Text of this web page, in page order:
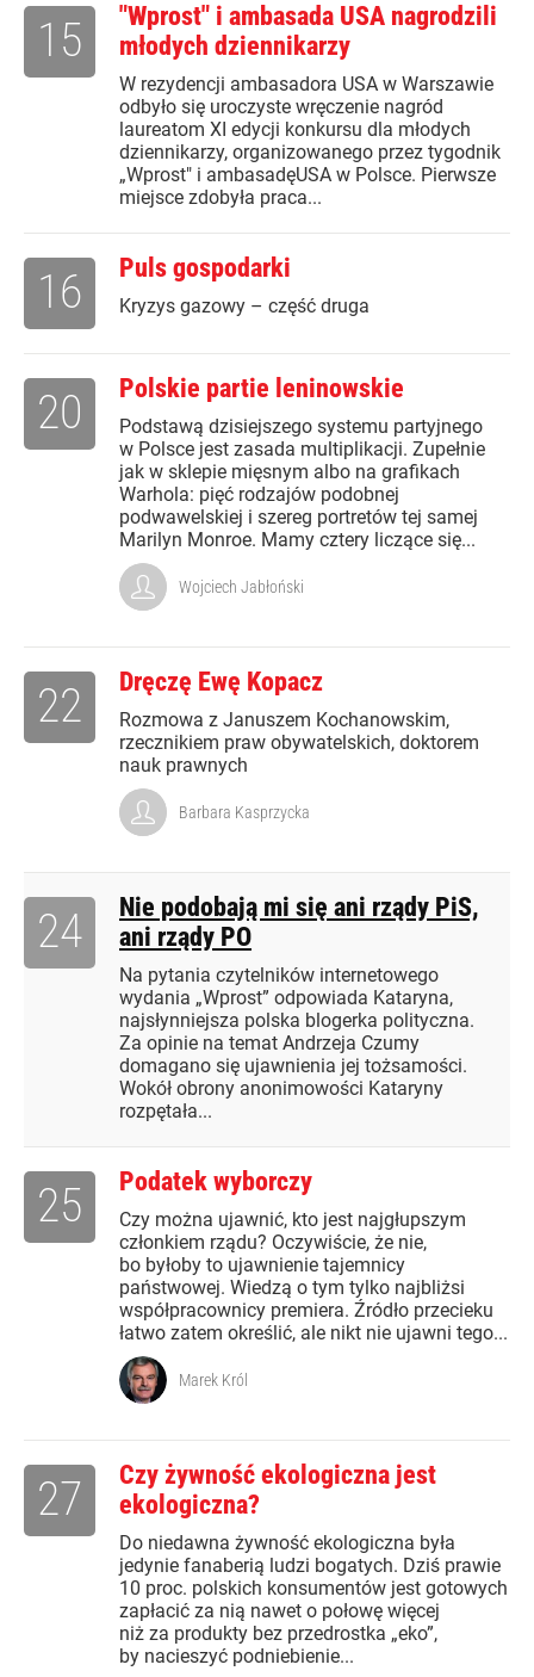
"Wprost" i ambasada USA nagrodzili
młodych dziennikarzy
W rezydencji ambasadora USA w Warszawie
odbyło się uroczyste wręczenie nagród
laureatom XI edycji konkursu dla młodych
dziennikarzy, organizowanego przez tygodnik
„Wprost" i ambasadęUSA w Polsce. Pierwsze
miejsce zdobyła praca...
15
Puls gospodarki
Kryzys gazowy – część druga
16
Polskie partie leninowskie
Podstawą dzisiejszego systemu partyjnego
w Polsce jest zasada multiplikacji. Zupełnie
jak w sklepie mięsnym albo na grafikach
Warhola: pięć rodzajów podobnej
podwawelskiej i szereg portretów tej samej
Marilyn Monroe. Mamy cztery liczące się...
20
Wojciech Jabłoński
Dręczę Ewę Kopacz
Rozmowa z Januszem Kochanowskim,
rzecznikiem praw obywatelskich, doktorem
nauk prawnych
22
Barbara Kasprzycka
Nie podobają mi się ani rządy PiS,
ani rządy PO
Na pytania czytelników internetowego
wydania „Wprost” odpowiada Kataryna,
najsłynniejsza polska blogerka polityczna.
Za opinie na temat Andrzeja Czumy
domagano się ujawnienia jej tożsamości.
Wokół obrony anonimowości Kataryny
rozpętała...
24
Podatek wyborczy
Czy można ujawnić, kto jest najgłupszym
członkiem rządu? Oczywiście, że nie,
bo byłoby to ujawnienie tajemnicy
państwowej. Wiedzą o tym tylko najbliżsi
współpracownicy premiera. Źródło przecieku
łatwo zatem określić, ale nikt nie ujawni tego...
25
Marek Król
Czy żywność ekologiczna jest
ekologiczna?
Do niedawna żywność ekologiczna była
jedynie fanaberią ludzi bogatych. Dziś prawie
10 proc. polskich konsumentów jest gotowych
zapłacić za nią nawet o połowę więcej
niż za produkty bez przedrostka „eko”,
by nacieszyć podniebienie...
27